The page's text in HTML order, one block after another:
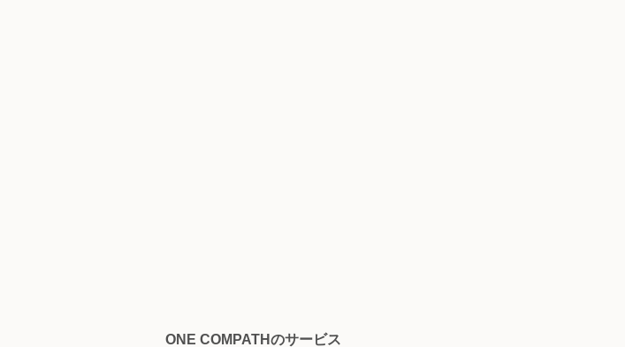
ONE COMPATHのサービス